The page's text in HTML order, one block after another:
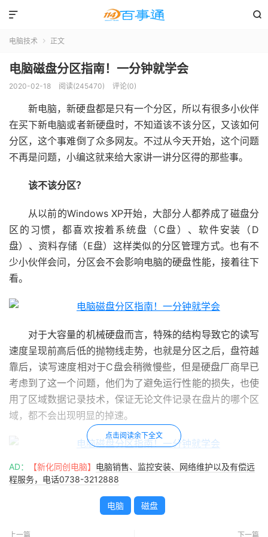


电脑技术  正文
电脑磁盘分区指南！一分钟就学会
2020-02-18 阅读(245470) 评论(0)
新电脑，新硬盘都是只有一个分区，所以有很多小伙伴
在买下新电脑或者新硬盘时，不知道该不该分区，又该如何
分区，这个事难倒了众多网友。不过从今天开始，这个问题
不再是问题，小编这就来给大家讲一讲分区得的那些事。
该不该分区？
从以前的Windows XP开始，大部分人都养成了磁盘分
区的习惯，都喜欢按着系统盘（C盘）、软件安装（D
盘）、资料存储（E盘）这样类似的分区管理方式。也有不
少小伙伴会问，分区会不会影响电脑的硬盘性能，接着往下
看。
对于大容量的机械硬盘而言，特殊的结构导致它的读写
速度呈现前高后低的抛物线走势，也就是分区之后，盘符越
靠后，读写速度相对于C盘会稍微慢些，但是硬盘厂商早已
考虑到了这一个问题，他们为了避免运行性能的损失，也使
用了区域数据记录技术，保证无论文件记录在盘片的哪个区
域，都不会出现明显的掉速。
所以分区并不会对硬盘性能造成影响，按照我们以往的
使用习惯来看，分区只是为了延续早些间的文件管理习惯。
最后一句话总的来说，电脑这个区分不分都行。
就是要分区那该怎么分？
点击阅读余下全文
AD： 【新化同创电脑】 电脑销售、监控安装、网络维护以及有偿远
程服务，电话0738-3212888
电脑 磁盘
上一篇 下一篇